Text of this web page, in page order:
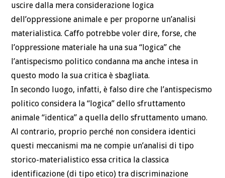
uscire dalla mera considerazione logica
dell’oppressione animale e per proporne un’analisi
materialistica. Caffo potrebbe voler dire, forse, che
l’oppressione materiale ha una sua “logica” che
l’antispecismo politico condanna ma anche intesa in
questo modo la sua critica è sbagliata.
In secondo luogo, infatti, è falso dire che l’antispecismo
politico considera la “logica” dello sfruttamento
animale “identica” a quella dello sfruttamento umano.
Al contrario, proprio perché non considera identici
questi meccanismi ma ne compie un’analisi di tipo
storico-materialistico essa critica la classica
identificazione (di tipo etico) tra discriminazione